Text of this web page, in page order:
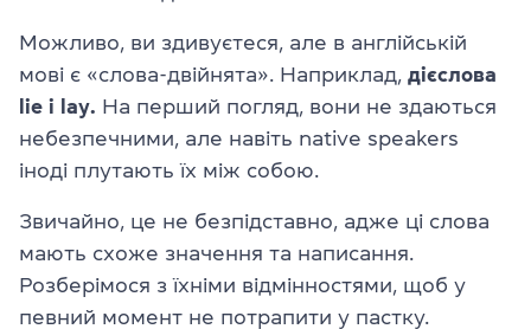
Можливо, ви здивуєтеся, але в англійській
мові є «слова-двійнята». Наприклад, дієслова
lie і lay. На перший погляд, вони не здаються
небезпечними, але навіть native speakers
іноді плутають їх між собою.
Звичайно, це не безпідставно, адже ці слова
мають схоже значення та написання.
Розберімося з їхніми відмінностями, щоб у
певний момент не потрапити у пастку.